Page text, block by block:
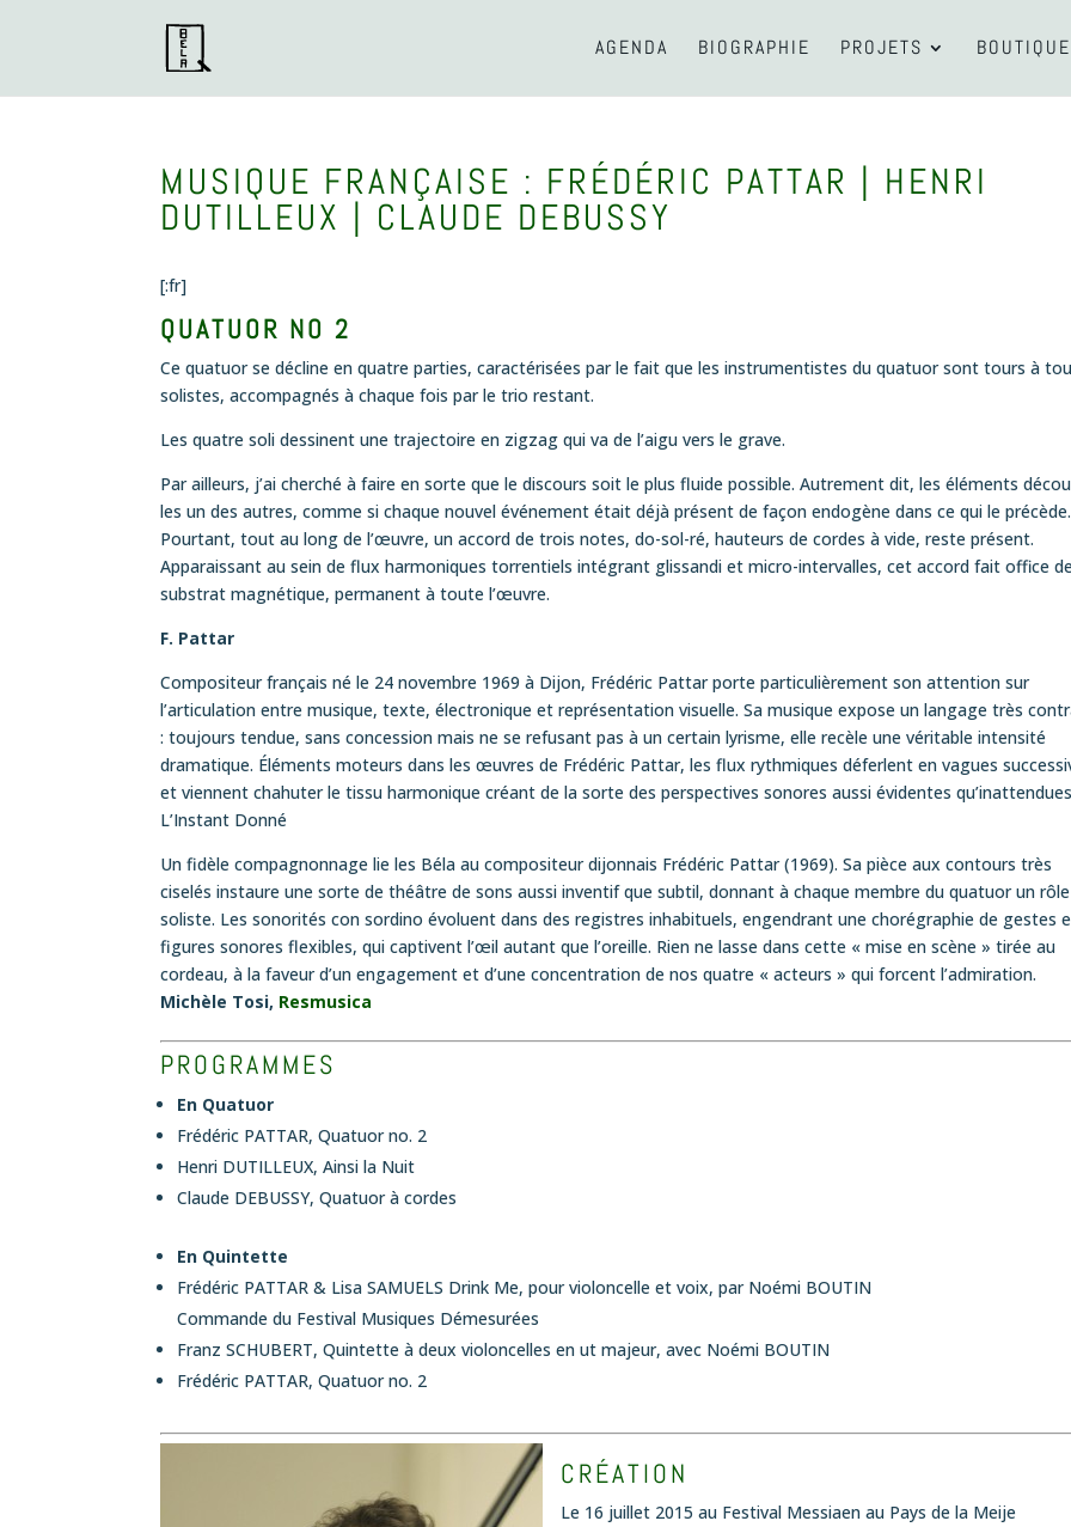
AGENDA BIOGRAPHIE PROJETS BOUTIQUE
MUSIQUE FRANÇAISE : FRÉDÉRIC PATTAR | HENRI
DUTILLEUX | CLAUDE DEBUSSY
[:fr]
QUATUOR NO 2
Ce quatuor se décline en quatre parties, caractérisées par le fait que les instrumentistes du quatuor sont tours à
solistes, accompagnés à chaque fois par le trio restant.
Les quatre soli dessinent une trajectoire en zigzag qui va de l’aigu vers le grave.
Par ailleurs, j’ai cherché à faire en sorte que le discours soit le plus fluide possible. Autrement dit, les éléments
les un des autres, comme si chaque nouvel événement était déjà présent de façon endogène dans ce qui le précède.
Pourtant, tout au long de l’œuvre, un accord de trois notes, do-sol-ré, hauteurs de cordes à vide, reste présent.
Apparaissant au sein de flux harmoniques torrentiels intégrant glissandi et micro-intervalles, cet accord fait office
substrat magnétique, permanent à toute l’œuvre.
F. Pattar
Compositeur français né le 24 novembre 1969 à Dijon, Frédéric Pattar porte particulièrement son attention sur
l’articulation entre musique, texte, électronique et représentation visuelle. Sa musique expose un langage très
: toujours tendue, sans concession mais ne se refusant pas à un certain lyrisme, elle recèle une véritable intensité
dramatique. Éléments moteurs dans les œuvres de Frédéric Pattar, les flux rythmiques déferlent en vagues
et viennent chahuter le tissu harmonique créant de la sorte des perspectives sonores aussi évidentes
L’Instant Donné
Un fidèle compagnonnage lie les Béla au compositeur dijonnais Frédéric Pattar (1969). Sa pièce aux contours très
ciselés instaure une sorte de théâtre de sons aussi inventif que subtil, donnant à chaque membre du quatuor un rôle
soliste. Les sonorités con sordino évoluent dans des registres inhabituels, engendrant une chorégraphie de gestes
figures sonores flexibles, qui captivent l’œil autant que l’oreille. Rien ne lasse dans cette « mise en scène » tirée au
cordeau, à la faveur d’un engagement et d’une concentration de nos quatre « acteurs » qui forcent l’admiration.
Michèle Tosi, Resmusica
PROGRAMMES
En Quatuor
Frédéric PATTAR,Quatuor no. 2
Henri DUTILLEUX,Ainsi la Nuit
Claude DEBUSSY,Quatuor à cordes
En Quintette
Frédéric PATTAR & Lisa SAMUELS Drink Me, pour violoncelle et voix, par Noémi BOUTIN
Commande du Festival Musiques Démesurées
Franz SCHUBERT, Quintette à deux violoncelles en ut majeur, avec Noémi BOUTIN
Frédéric PATTAR,Quatuor no. 2
CRÉATION
Le 16 juillet 2015 au Festival Messiaen au Pays de la Meije